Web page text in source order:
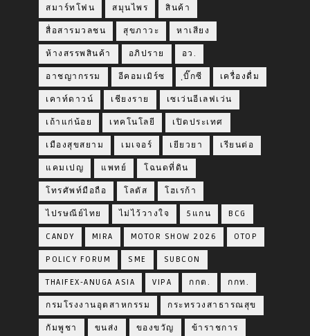
สมาร์ทโฟน สมุนไพร สินค้า
สื่อสารมวลชน สุขภาวะ หาเสียง
ห้างสรรพสินค้า อภิปราย อว.
อาชญากรรม อีคอมเมิร์ซ ฺบิ๊กซี เครื่องดื่ม
เคาท์ดาวน์ เชียงราย เซเว่นอีเลฟเว่น
เถ้าแก่น้อย เทคโนโลยี เปิดประเทศ
เมืองสุขสยาม เมเจอร์ เยียวยา เรียนต่อ
แคมเปญ แพทย์ โฉนดที่ดิน
โทรศัพท์มือถือ โลตัส โฮเรก้า
ไปรษณีย์ไทย ไม่ไว้วางใจ 5แกน BCG
CANDY MIRA MOTOR SHOW 2026 OTOP
POLICY FORUM SME SUBCON
THAIFEX-ANUGA ASIA VIPA กกต. กกท.
กรมโรงงานอุตสาหกรรม กระทรวงสาธารณสุข
กัมพูชา ขนส่ง ของขวัญ ข้าราชการ